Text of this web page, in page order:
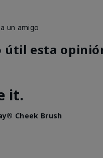
un amigo
útil esta
it.
Cheek Brush